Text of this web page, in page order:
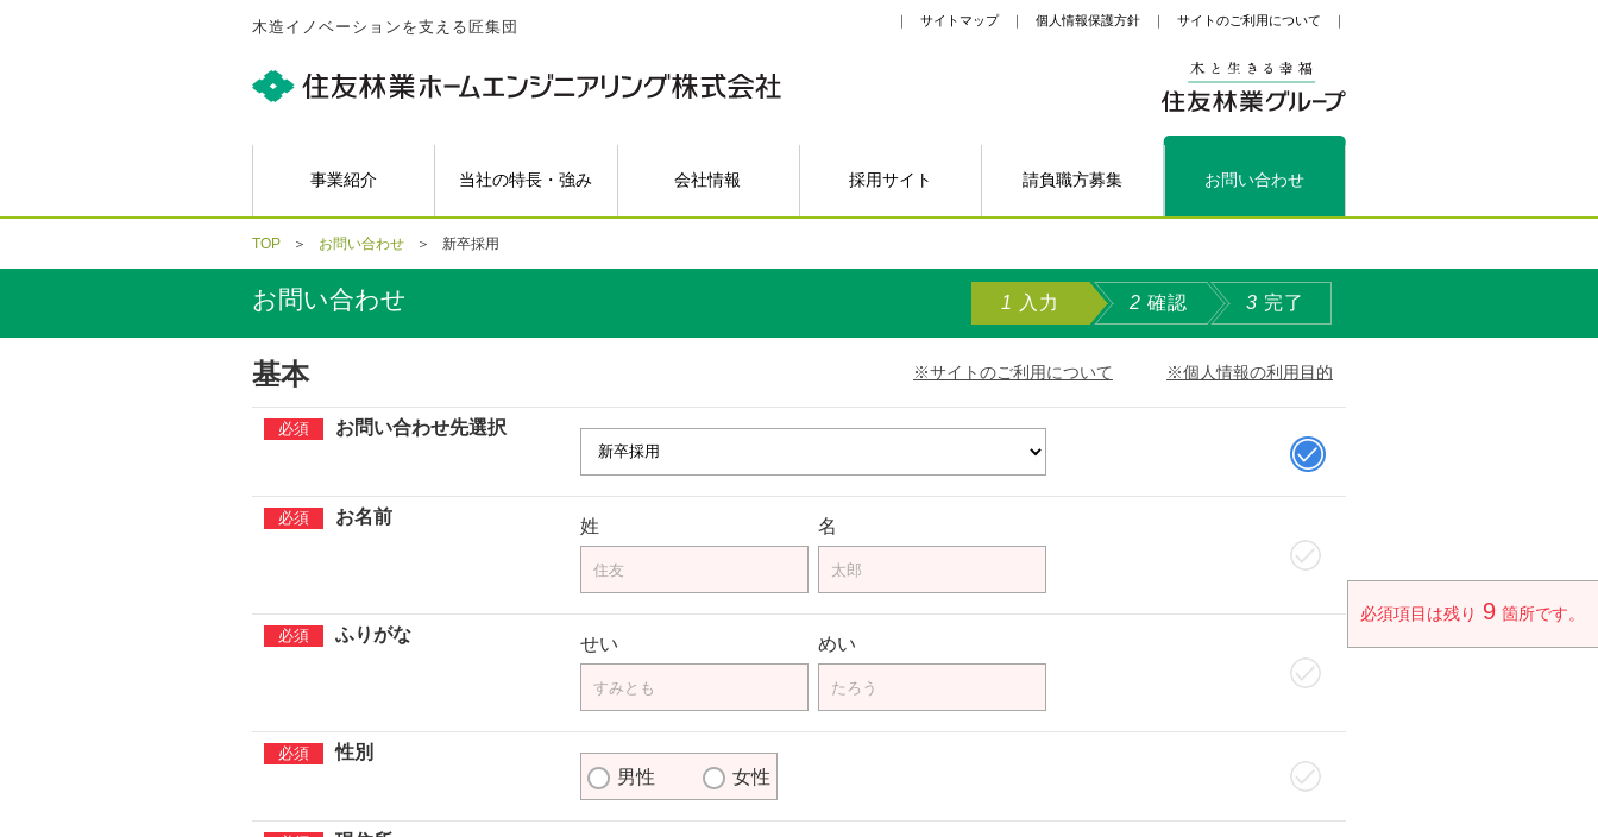
木造イノベーションを支える匠集団 サイトマップ 個人情報保護方針 サイトのご利用について
事業紹介 当社の特長・強み 会社情報 採用サイト 請負職方募集 お問い合わせ
TOP お問い合わせ 新卒採用
お問い合わせ 1 入力 2 確認 3 完了
基本 ※サイトのご利用について ※個人情報の利用目的
お問い合わせ先選択
お名前 姓 名
ふりがな せい めい
性別
男性
女性
必須項目は残り 9 箇所です。